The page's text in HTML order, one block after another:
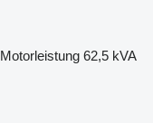
Motorleistung 62,5 kVA